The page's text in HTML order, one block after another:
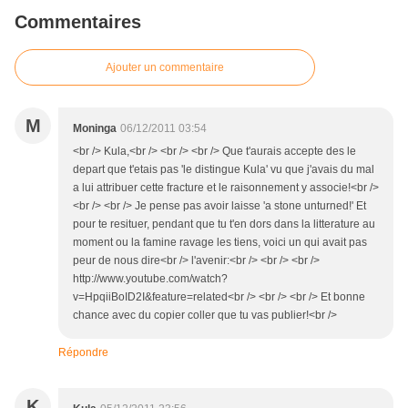
Commentaires
Ajouter un commentaire
M Moninga 06/12/2011 03:54
<br /> Kula,<br /> <br /> <br /> Que t'aurais accepte des le
depart que t'etais pas 'le distingue Kula' vu que j'avais du mal
a lui attribuer cette fracture et le raisonnement y associe!<br />
<br /> <br /> Je pense pas avoir laisse 'a stone unturned!' Et
pour te resituer, pendant que tu t'en dors dans la litterature au
moment ou la famine ravage les tiens, voici un qui avait pas
peur de nous dire<br /> l'avenir:<br /> <br /> <br />
http://www.youtube.com/watch?
v=HpqiiBoID2I&feature=related<br /> <br /> <br /> Et bonne
chance avec du copier coller que tu vas publier!<br />
Répondre